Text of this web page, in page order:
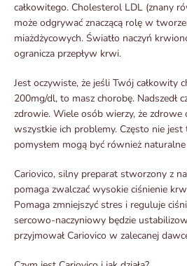
całkowitego. Cholesterol LDL (znany
może odgrywać znaczącą rolę w
miażdżycowych. Światło naczyń
ogranicza przepływ krwi.
Jest oczywiste, że jeśli Twój całkowity
200mg/dl, to masz chorobę. Nadszedł
zdrowie. Wiele osób wierzy, że zdrowe
wszystkie ich problemy. Często nie
pomysłem mogą być również
Cariovico, silny preparat stworzony z
pomaga zwalczać wysokie ciśnienie
Pomaga zmniejszyć stres i reguluje
sercowo-naczyniowy będzie
przyjmował Cariovico w zalecanej